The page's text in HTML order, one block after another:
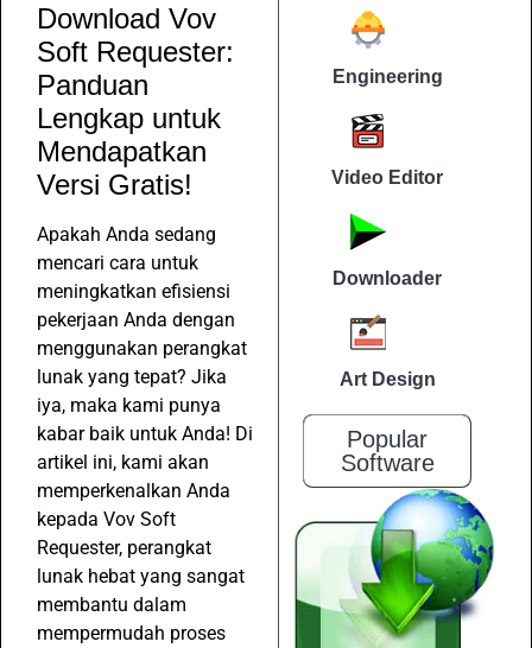
Download Vov
Soft Requester:
Panduan
Lengkap untuk
Mendapatkan
Versi Gratis!
Apakah Anda sedang
mencari cara untuk
meningkatkan efisiensi
pekerjaan Anda dengan
menggunakan perangkat
lunak yang tepat? Jika
iya, maka kami punya
kabar baik untuk Anda! Di
artikel ini, kami akan
memperkenalkan Anda
kepada Vov Soft
Requester, perangkat
lunak hebat yang sangat
membantu dalam
mempermudah proses
Engineering
Video Editor
Downloader
Art Design
Popular
Software